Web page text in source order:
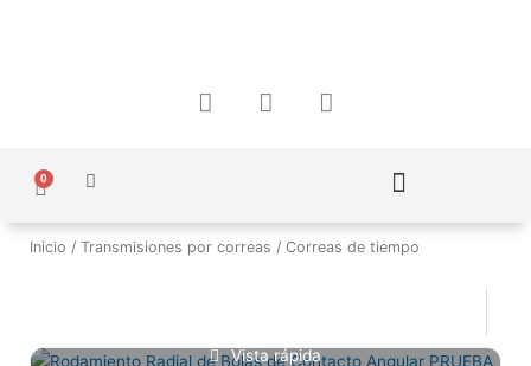
F
a
o
I
n
r
a
W
h
p
0
Carrito
Inicio / Transmisiones por correas / Correas de tiempo
Vista rápida